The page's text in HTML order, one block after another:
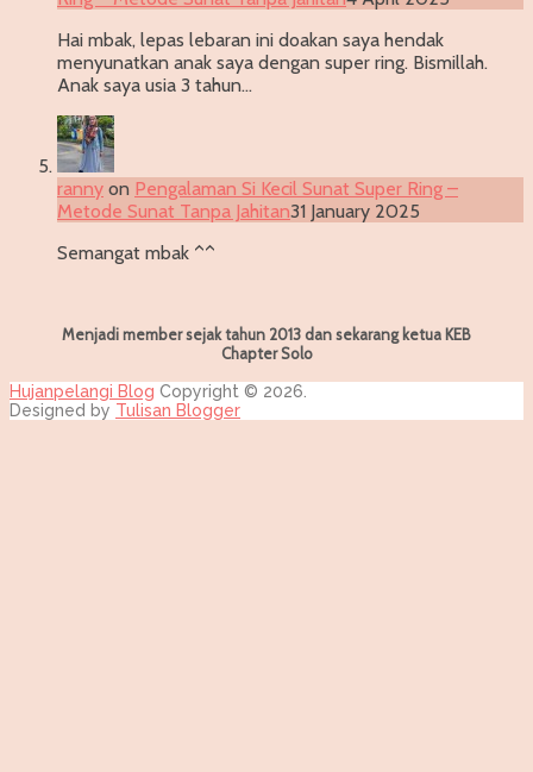
Hai mbak, lepas lebaran ini doakan saya hendak
menyunatkan anak saya dengan super ring. Bismillah.
Anak saya usia 3 tahun…
ranny on Pengalaman Si Kecil Sunat Super Ring –
Metode Sunat Tanpa Jahitan31 January 2025
Semangat mbak ^^
Menjadi member sejak tahun 2013 dan sekarang ketua KEB
Chapter Solo
Hujanpelangi Blog Copyright © 2026.
Designed by Tulisan Blogger